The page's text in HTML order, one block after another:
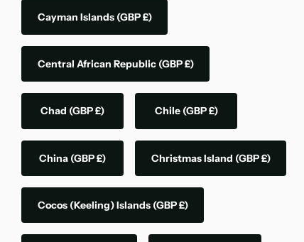
Cayman Islands (GBP £)
Central African Republic (GBP £)
Chad (GBP £) Chile (GBP £)
China (GBP £) Christmas Island (GBP £)
Cocos (Keeling) Islands (GBP £)